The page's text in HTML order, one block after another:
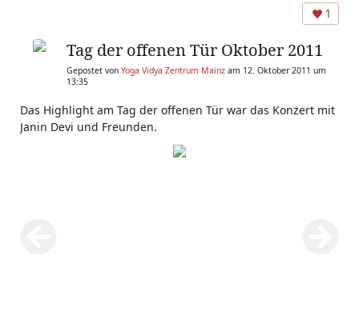
1
Tag der offenen Tür Oktober 2011
Gepostet von Yoga Vidya Zentrum Mainz am 12. Oktober 2011 um
13:35
Das Highlight am Tag der offenen Tür war das Konzert mit
Janin Devi und Freunden.